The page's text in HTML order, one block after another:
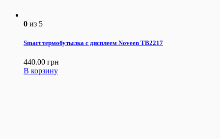
0 из 5
Smart термобутылка с дисплеем Noveen TB2217
440.00 грн
В корзину